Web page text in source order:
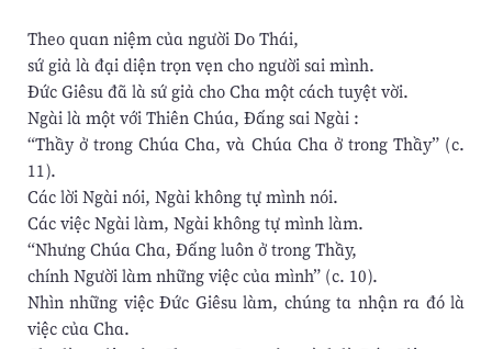
Theo quan niệm của người Do Thái,
sứ giả là đại diện trọn vẹn cho người sai mình.
Đức Giêsu đã là sứ giả cho Cha một cách tuyệt vời.
Ngài là một với Thiên Chúa, Đấng sai Ngài :
“Thầy ở trong Chúa Cha, và Chúa Cha ở trong Thầy” (c.
11).
Các lời Ngài nói, Ngài không tự mình nói.
Các việc Ngài làm, Ngài không tự mình làm.
“Nhưng Chúa Cha, Đấng luôn ở trong Thầy,
chính Người làm những việc của mình” (c. 10).
Nhìn những việc Đức Giêsu làm, chúng ta nhận ra đó là
việc của Cha.